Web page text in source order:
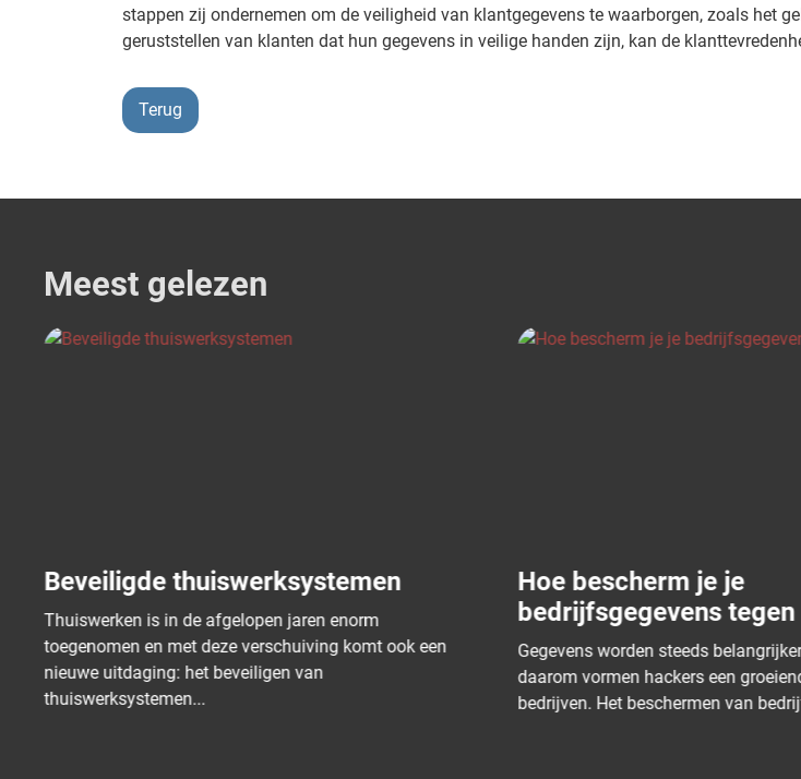
stappen zij ondernemen om de veiligheid van klantgegevens te waarborgen, zoals het
geruststellen van klanten dat hun gegevens in veilige handen zijn, kan de
Terug
Meest gelezen
ook een
Hoe bescherm je je
bedrijfsgegevens tegen hackers?
Gegevens worden steeds belangrijker binnen bedrijven,
daarom vormen hackers een groeiende bedreiging voor
bedrijven. Het beschermen van bedrijfsge...
Tips om
engineering
Phishing en social
vormen van
manipuleren van